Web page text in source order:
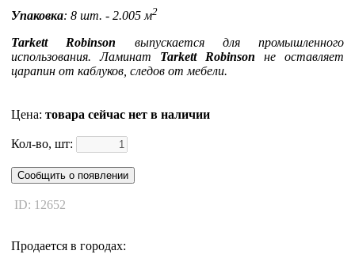
Упаковка: 8 шт. - 2.005 м2
Tarkett Robinson выпускается для промышленного
использования. Ламинат Tarkett Robinson не оставляет
царапин от каблуков, следов от мебели.
Цена: товара сейчас нет в наличии
Кол-во, шт:
Сообщить о появлении
ID: 12652
Продается в городах: